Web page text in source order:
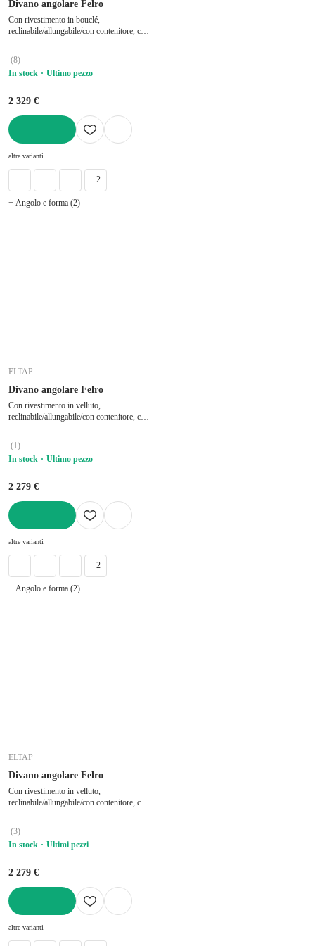
Divano angolare Felro
Con rivestimento in bouclé,
reclinabile/allungabile/con contenitore, con
profondità totale 181 cm, profondità della
seduta 53 cm
(8)
In stock
Ultimo pezzo
2 329 €
altre varianti
+2
+ Angolo e forma (2)
ELTAP
Divano angolare Felro
Con rivestimento in velluto,
reclinabile/allungabile/con contenitore, con
285 cm, profondità totale 181 cm,
profondità della seduta 53 cm
(1)
In stock
Ultimo pezzo
2 279 €
altre varianti
+2
+ Angolo e forma (2)
ELTAP
Divano angolare Felro
Con rivestimento in velluto,
reclinabile/allungabile/con contenitore, con
profondità totale 181 cm, profondità della
seduta 53 cm
(3)
In stock
Ultimi pezzi
2 279 €
altre varianti